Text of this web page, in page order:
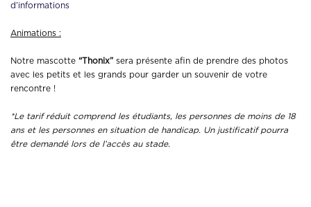
d’informations
Animations :
Notre mascotte “Thonix” sera présente afin de prendre des photos
avec les petits et les grands pour garder un souvenir de votre
rencontre !
*Le tarif réduit comprend les étudiants, les personnes de moins de 18
ans et les personnes en situation de handicap. Un justificatif pourra
être demandé lors de l’accès au stade.